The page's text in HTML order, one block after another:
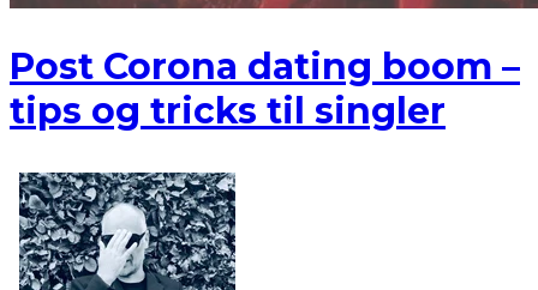
Post Corona dating boom –
tips og tricks til singler